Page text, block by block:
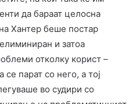
да бараат целосна
Хантер беше постар
и затоа
отколку корист –
парат со него, а тој
во судири со